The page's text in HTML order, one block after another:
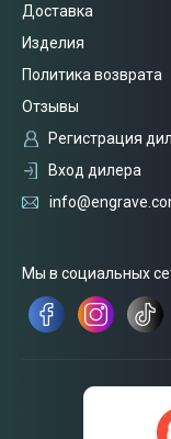
Доставка
Изделия
Политика возврата
Отзывы
Регистрация
Вход дилера
Мы в социальных